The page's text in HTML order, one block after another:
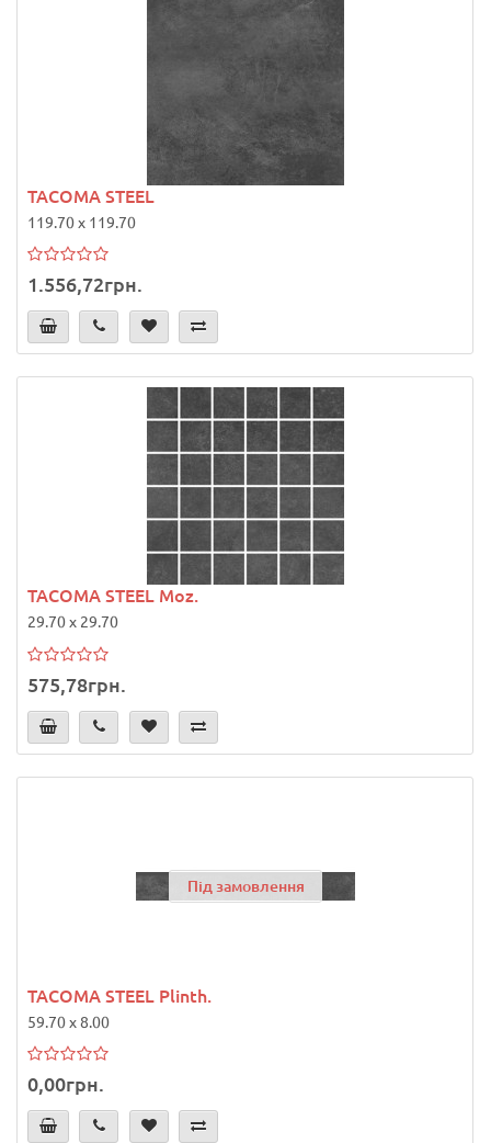
TACOMA STEEL
119.70 x 119.70
1.556,72грн.
TACOMA STEEL Moz.
29.70 x 29.70
575,78грн.
Під замовлення
TACOMA STEEL Plinth.
59.70 x 8.00
0,00грн.